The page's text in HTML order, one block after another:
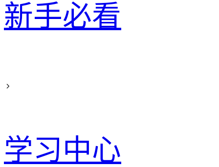
新手必看
学习中心